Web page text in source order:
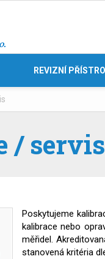
REVIZNÍ
/ servis
Poskytujeme
kalibrace nebo
měřidel.
stanovená kritéria